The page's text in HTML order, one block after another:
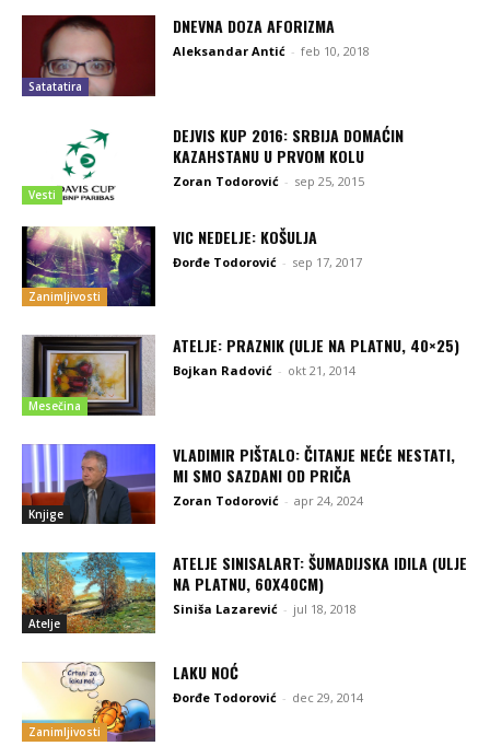
Satatatira
DNEVNA DOZA AFORIZMA
Aleksandar Antić - feb 10, 2018
Vesti
DEJVIS KUP 2016: SRBIJA DOMAĆIN
KAZAHSTANU U PRVOM KOLU
Zoran Todorović - sep 25, 2015
Zanimljivosti
VIC NEDELJE: KOŠULJA
Đorđe Todorović - sep 17, 2017
Mesečina
ATELJE: PRAZNIK (ULJE NA PLATNU, 40×25)
Bojkan Radović - okt 21, 2014
Knjige
VLADIMIR PIŠTALO: ČITANJE NEĆE NESTATI,
MI SMO SAZDANI OD PRIČA
Zoran Todorović - apr 24, 2024
Atelje
ATELJE SINISALART: ŠUMADIJSKA IDILA (ULJE
NA PLATNU, 60X40CM)
Siniša Lazarević - jul 18, 2018
Zanimljivosti
LAKU NOĆ
Đorđe Todorović - dec 29, 2014